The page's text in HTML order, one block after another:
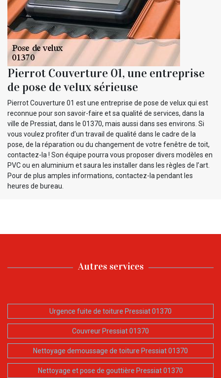
Pierrot Couverture 01, une entreprise
de pose de velux sérieuse
Pierrot Couverture 01 est une entreprise de pose de velux qui est
reconnue pour son savoir-faire et sa qualité de services, dans la
ville de Pressiat, dans le 01370, mais aussi dans ses environs. Si
vous voulez profiter d’un travail de qualité dans le cadre de la
pose, de la réparation ou du changement de votre fenêtre de toit,
contactez-la ! Son équipe pourra vous proposer divers modèles en
PVC ou en aluminium et saura les installer dans les règles de l’art.
Pour de plus amples informations, contactez-la pendant les
heures de bureau.
Autres services
Urgence fuite de toiture Pressiat 01370
Couvreur Pressiat 01370
Nettoyage demoussage de toiture Pressiat 01370
Nettoyage et pose de gouttière Pressiat 01370